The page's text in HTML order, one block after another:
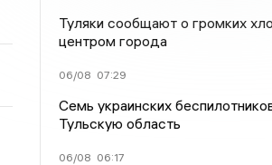
Туляки сообщают о громких
центром города
06/08 07:29
Семь украинских
Тульскую область
06/08 06:17